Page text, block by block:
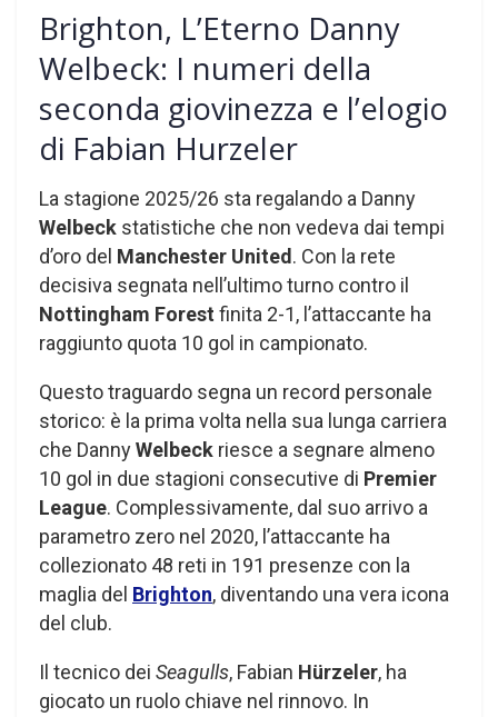
Brighton, L’Eterno Danny
Welbeck: I numeri della
seconda giovinezza e l’elogio
di Fabian Hurzeler
La stagione 2025/26 sta regalando a Danny
Welbeck statistiche che non vedeva dai tempi
d’oro del Manchester United . Con la rete
decisiva segnata nell’ultimo turno contro il
Nottingham Forest finita 2-1, l’attaccante ha
raggiunto quota 10 gol in campionato.
Questo traguardo segna un record personale
storico: è la prima volta nella sua lunga carriera
che DannyWelbeck riesce a segnare almeno
10 gol in due stagioni consecutive di Premier
League. Complessivamente, dal suo arrivo a
parametro zero nel 2020, l’attaccante ha
collezionato 48 reti in 191 presenze con la
maglia del Brighton, diventando una vera icona
del club.
Il tecnico dei Seagulls, Fabian Hürzeler, ha
giocato un ruolo chiave nel rinnovo. In